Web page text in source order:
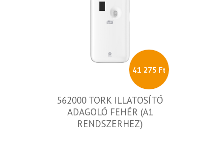
41 275 Ft
562000 TORK ILLATOSÍTÓ
ADAGOLÓ FEHÉR (A1
RENDSZERHEZ)